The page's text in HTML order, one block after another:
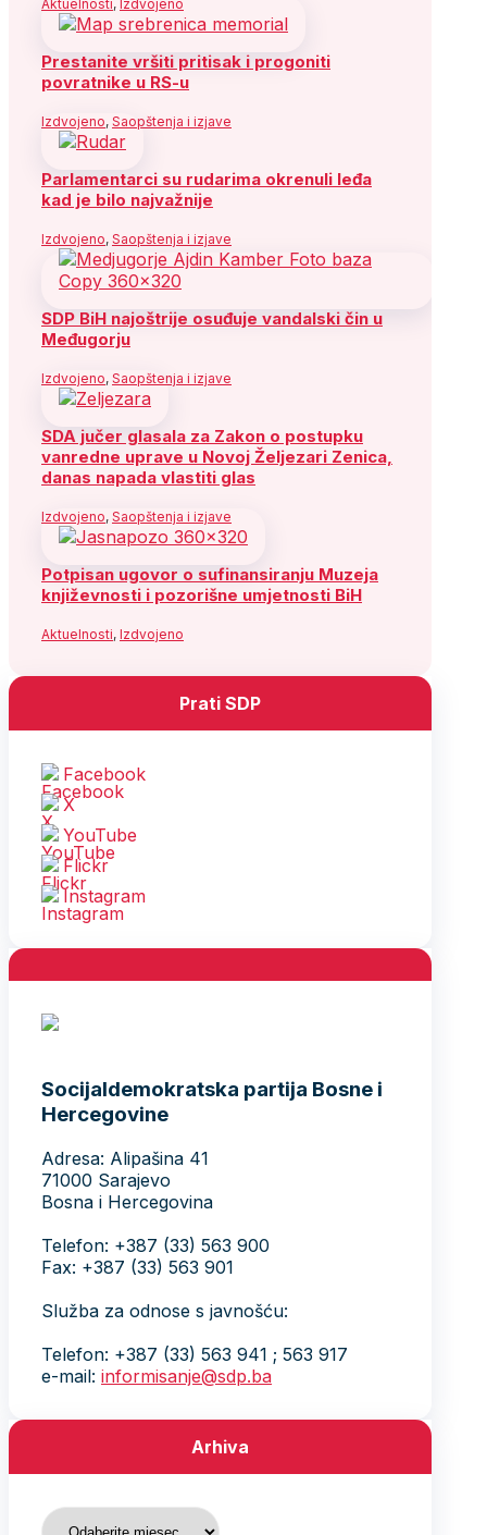
Aktuelnosti, Izdvojeno
Prestanite vršiti pritisak i progoniti
povratnike u RS-u
Izdvojeno, Saopštenja i izjave
Parlamentarci su rudarima okrenuli leđa
kad je bilo najvažnije
Izdvojeno, Saopštenja i izjave
SDP BiH najoštrije osuđuje vandalski čin u
Međugorju
Izdvojeno, Saopštenja i izjave
SDA jučer glasala za Zakon o postupku
vanredne uprave u Novoj Željezari Zenica,
danas napada vlastiti glas
Izdvojeno, Saopštenja i izjave
Potpisan ugovor o sufinansiranju Muzeja
književnosti i pozorišne umjetnosti BiH
Aktuelnosti, Izdvojeno
Prati SDP
Facebook
X
YouTube
Flickr
Instagram
Socijaldemokratska partija Bosne i
Hercegovine
Adresa: Alipašina 41
71000 Sarajevo
Bosna i Hercegovina
Telefon: +387 (33) 563 900
Fax: +387 (33) 563 901
Služba za odnose s javnošću:
Telefon: +387 (33) 563 941 ; 563 917
e-mail: informisanje@sdp.ba
Arhiva
Arhiva